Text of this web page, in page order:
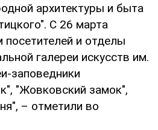
архитектуры и быта
С 26 марта
и отделы
галереи искусств им.
заповедники
"Жовковский замок",
– отметили во